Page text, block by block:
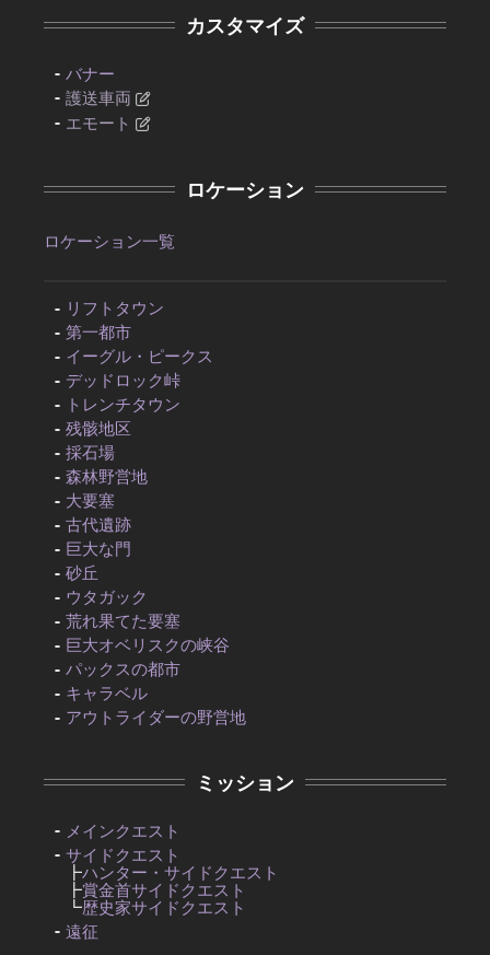
カスタマイズ
バナー
護送車両
エモート
ロケーション
ロケーション一覧
リフトタウン
第一都市
イーグル・ピークス
デッドロック峠
トレンチタウン
残骸地区
採石場
森林野営地
大要塞
古代遺跡
巨大な門
砂丘
ウタガック
荒れ果てた要塞
巨大オベリスクの峡谷
パックスの都市
キャラベル
アウトライダーの野営地
ミッション
メインクエスト
サイドクエスト
┣ハンター・サイドクエスト
┣賞金首サイドクエスト
┗歴史家サイドクエスト
遠征